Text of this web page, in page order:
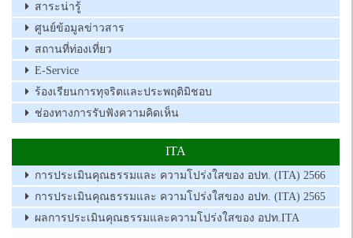
สาระน่ารู้
ศูนย์ข้อมูลข่าวสาร
สถานที่ท่องเที่ยว
E-Service
ร้องเรียนการทุจริตและประพฤติมิชอบ
ช่องทางการรับฟังความคิดเห็น
ITA
การประเมินคุณธรรมและ ความโปร่งใสของ อปท. (ITA) 2566
การประเมินคุณธรรมและ ความโปร่งใสของ อปท. (ITA) 2565
ผลการประเมินคุณธรรมและความโปร่งใสของ อปท.ITA